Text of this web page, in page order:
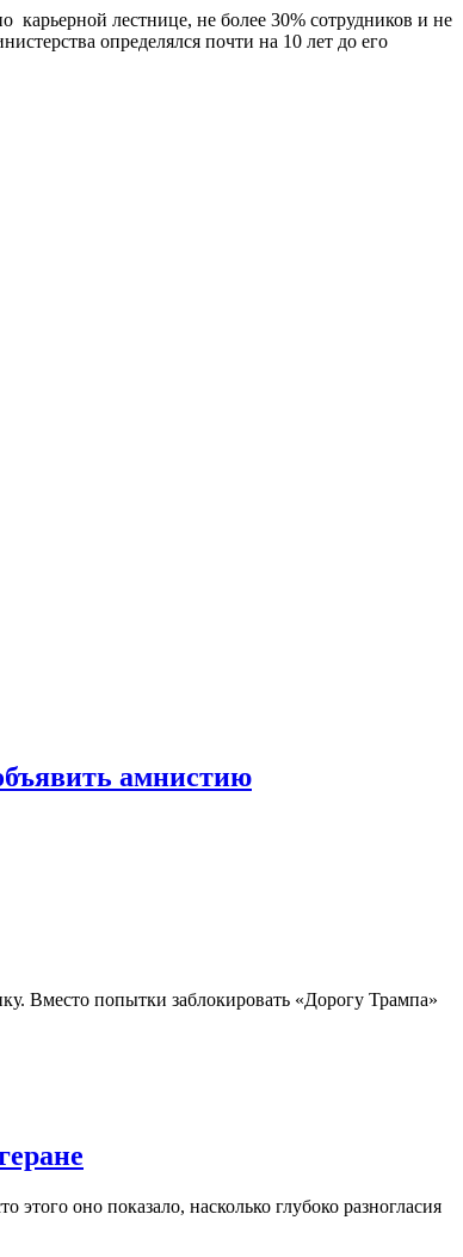
лестнице, не более 30% сотрудников и не
определялся почти на 10 лет до его
амнистию
Вместо попытки заблокировать «Дорогу Трампа»
оно показало, насколько глубоко разногласия